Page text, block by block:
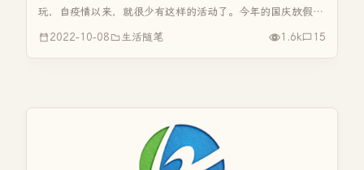
玩，自疫情以来，就很少有这样的活动了。今年的国庆放假
前，就和老婆商量着到什么地方玩一玩，因为怕路上堵车，暂
2022-10-08 生活随笔 1.6k 15